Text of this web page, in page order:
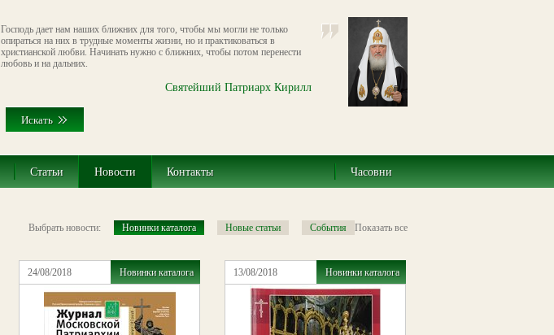
Господь дает нам наших ближних для того, чтобы мы могли не только
опираться на них в трудные моменты жизни, но и практиковаться в
христианской любви. Начинать нужно с ближних, чтобы потом перенести
любовь и на дальних.
Святейший Патриарх Кирилл
Статьи Новости Контакты Часовни
Выбрать новости: Новинки каталога Новые статьи События Показать все
24/08/2018 Новинки каталога 13/08/2018 Новинки каталога